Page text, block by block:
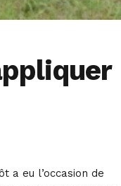
a eu l’occasion de